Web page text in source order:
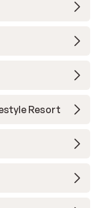
Resort